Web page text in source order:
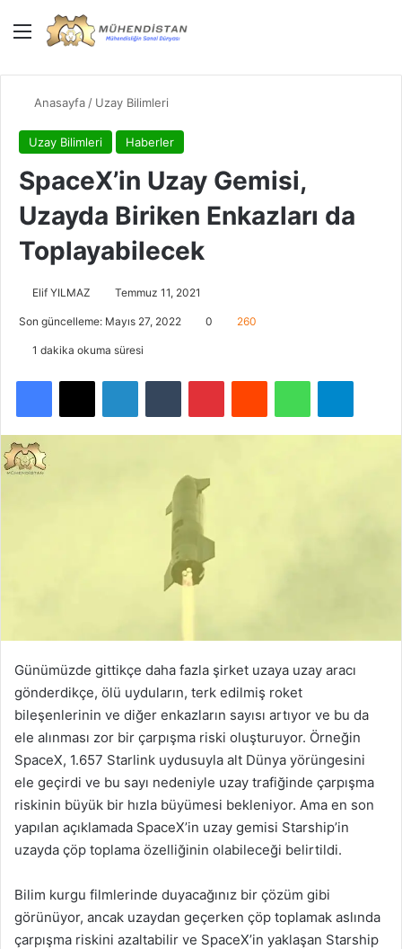
Menü
Anasayfa / Uzay Bilimleri
Uzay Bilimleri Haberler
SpaceX’in Uzay Gemisi,
Uzayda Biriken Enkazları da
Toplayabilecek
Elif YILMAZ Temmuz 11, 2021
Son güncelleme: Mayıs 27, 2022 0 260
1 dakika okuma süresi
Facebook
X LinkedInTumblr PinterestReddit WhatsApp
Günümüzde gittikçe daha fazla şirket uzaya uzay aracı
gönderdikçe, ölü uyduların, terk edilmiş roket
bileşenlerinin ve diğer enkazların sayısı artıyor ve bu da
ele alınması zor bir çarpışma riski oluşturuyor. Örneğin
SpaceX, 1.657 Starlink uydusuyla alt Dünya yörüngesini
ele geçirdi ve bu sayı nedeniyle uzay trafiğinde çarpışma
riskinin büyük bir hızla büyümesi bekleniyor. Ama en son
yapılan açıklamada SpaceX’in uzay gemisi Starship’in
uzayda çöp toplama özelliğinin olabileceği belirtildi.
Bilim kurgu filmlerinde duyacağınız bir çözüm gibi
görünüyor, ancak uzaydan geçerken çöp toplamak aslında
çarpışma riskini azaltabilir ve SpaceX’in yaklaşan Starship